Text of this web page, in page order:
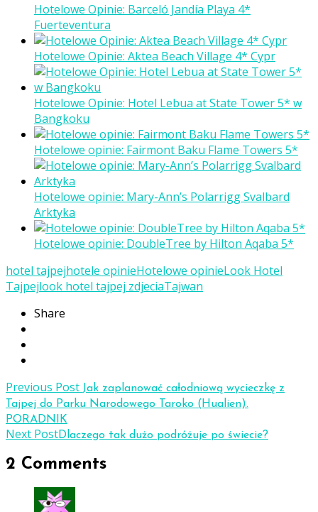
Hotelowe Opinie: Barceló Jandía Playa 4*
Fuerteventura
Hotelowe Opinie: Aktea Beach Village 4* Cypr
Hotelowe Opinie: Hotel Lebua at State Tower 5* w
Bangkoku
Hotelowe opinie: Fairmont Baku Flame Towers 5*
Hotelowe opinie: Mary-Ann’s Polarrigg Svalbard
Arktyka
Hotelowe opinie: DoubleTree by Hilton Aqaba 5*
hotel tajpejhotele opinieHotelowe opinieLook Hotel
Tajpejlook hotel tajpej zdjeciaTajwan
Share
Previous Post Jak zaplanować całodniową wycieczkę z
Tajpej do Parku Narodowego Taroko (Hualien).
PORADNIK
Next PostDlaczego tak dużo podróżuje po świecie?
2 Comments